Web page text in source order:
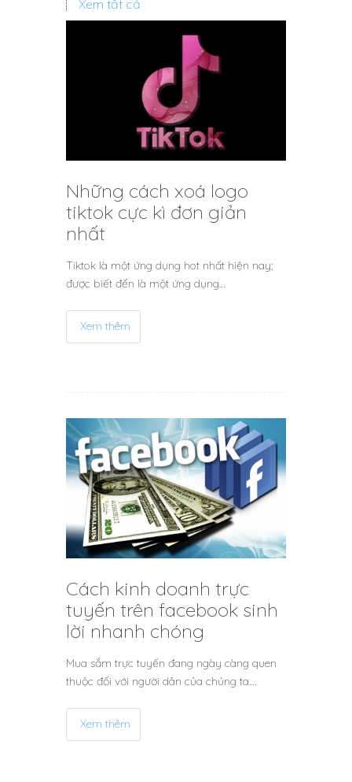
Xem tất cả
Những cách xoá logo
tiktok cực kì đơn giản
nhất
Tiktok là một ứng dụng hot nhất hiện nay;
được biết đến là một ứng dụng…
Xem thêm
Cách kinh doanh trực
tuyến trên facebook sinh
lời nhanh chóng
Mua sắm trực tuyến đang ngày càng quen
thuộc đối với người dân của chúng ta.…
Xem thêm